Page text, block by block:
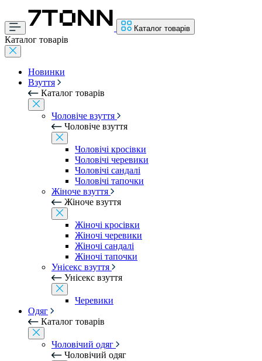
Каталог товарів
Каталог товарів
Новинки
Взуття
Каталог товарів
Чоловіче взуття
Чоловіче взуття
Чоловічі кросівки
Чоловічі черевики
Чоловічі сандалі
Чоловічі тапочки
Жіноче взуття
Жіноче взуття
Жіночі кросівки
Жіночі черевики
Жіночі сандалі
Жіночі тапочки
Унісекс взуття
Унісекс взуття
Черевики
Одяг
Каталог товарів
Чоловічий одяг
Чоловічий одяг